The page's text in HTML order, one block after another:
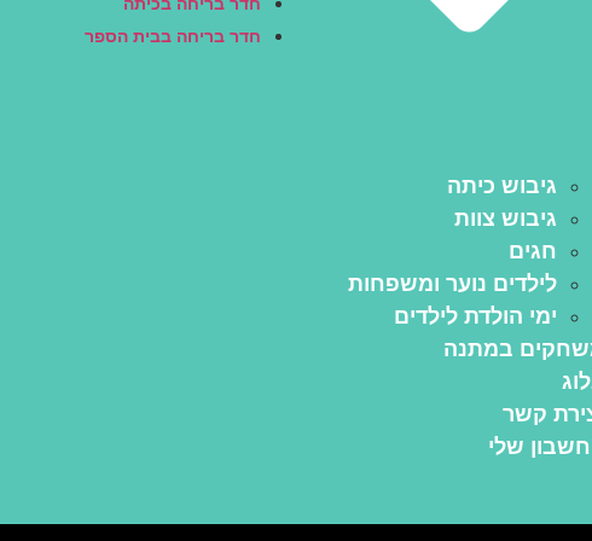
גיבוש כיתה
גיבוש צוות
חגים
לילדים נוער ומשפחות
ימי הולדת לילדים
במתנה
קשר
שלי
חדר בריחה בכיתה
חדר בריחה בבית הספר